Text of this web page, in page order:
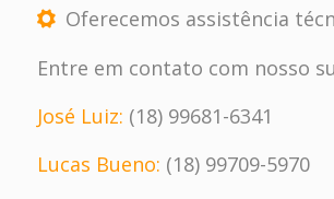
Oferecemos assistência
Entre em contato com nosso
José Luiz: (18) 99681-6341
Lucas Bueno: (18) 99709-5970